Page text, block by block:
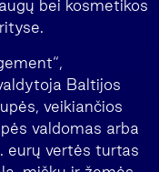
bei kosmetikos
Baltijos
veikiančios
valdomas arba
eurų vertės turtas